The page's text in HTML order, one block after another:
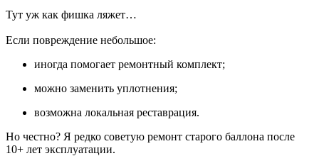
Тут уж как фишка ляжет…
Если повреждение небольшое:
иногда помогает ремонтный комплект;
можно заменить уплотнения;
возможна локальная реставрация.
Но честно? Я редко советую ремонт старого баллона после
10+ лет эксплуатации.